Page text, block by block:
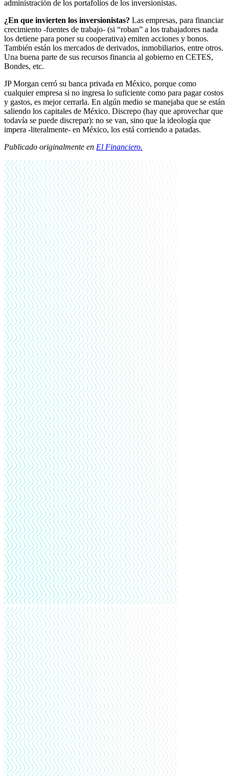
administración de los portafolios de los inversionistas.
¿En que invierten los inversionistas? Las empresas, para financiar
crecimiento -fuentes de trabajo- (si “roban” a los trabajadores nada
los detiene para poner su cooperativa) emiten acciones y bonos.
También están los mercados de derivados, inmobiliarios, entre otros.
Una buena parte de sus recursos financia al gobierno en CETES,
Bondes, etc.
JP Morgan cerró su banca privada en México, porque como
cualquier empresa si no ingresa lo suficiente como para pagar costos
y gastos, es mejor cerrarla. En algún medio se manejaba que se están
saliendo los capitales de México. Discrepo (hay que aprovechar que
todavía se puede discrepar): no se van, sino que la ideología que
impera -literalmente- en México, los está corriendo a patadas.
Publicado originalmente en El Financiero.